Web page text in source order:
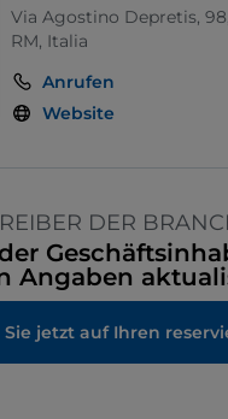
Via Agostino Depretis,
RM, Italia
Anrufen
Website
DER
Angaben